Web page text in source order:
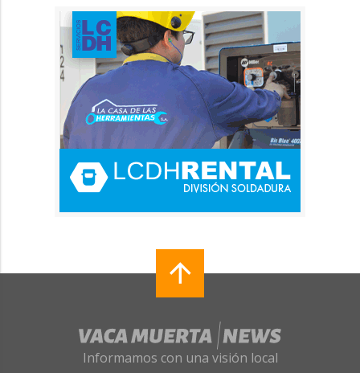
Informamos con una visión local